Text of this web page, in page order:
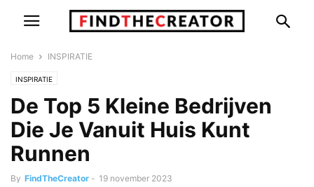
Home INSPIRATIE
INSPIRATIE
De Top 5 Kleine Bedrijven
Die Je Vanuit Huis Kunt
Runnen
By FindTheCreator - 19 november 2023